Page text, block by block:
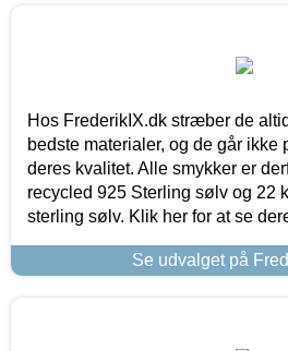
Hos FrederikIX.dk stræber de
bedste materialer, og de går ikke
deres kvalitet. Alle smykker er
recycled 925 Sterling sølv og 22
sterling sølv. Klik her for at se
Se udvalget på